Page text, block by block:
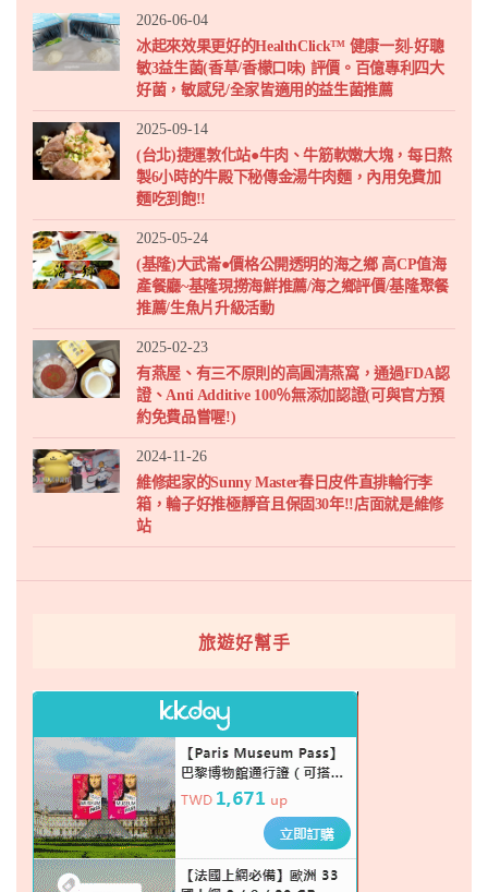
2026-06-04
冰起來效果更好的HealthClick™ 健康一刻-好聰
敏3益生菌(香草/香檬口味) 評價。百億專利四大
好菌，敏感兒/全家皆適用的益生菌推薦
2025-09-14
(台北)捷運敦化站●牛肉、牛筋軟嫩大塊，每日熬
製6小時的牛殿下秘傳金湯牛肉麵，內用免費加
麵吃到飽!!
2025-05-24
(基隆)大武崙●價格公開透明的海之鄉 高CP值海
產餐廳~基隆現撈海鮮推薦/海之鄉評價/基隆聚餐
推薦/生魚片升級活動
2025-02-23
有燕屋、有三不原則的高圓清燕窩，通過FDA認
證、Anti Additive 100％無添加認證(可與官方預
約免費品嘗喔!)
2024-11-26
維修起家的Sunny Master春日皮件直排輪行李
箱，輪子好推極靜音且保固30年!!店面就是維修
站
旅遊好幫手